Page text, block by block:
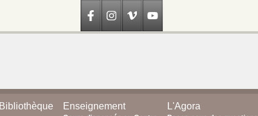
Bibliothèque Enseignement L'Agora